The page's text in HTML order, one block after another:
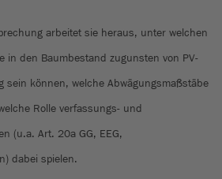
arbeitet sie heraus, unter welchen
in den Baumbestand zugunsten von PV-
sein können, welche Abwägungsmaßstäbe
Rolle verfassungs- und
(u.a. Art. 20a GG, EEG,
dabei spielen.